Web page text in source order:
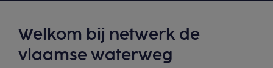
Welkom bij netwerk de
vlaamse waterweg